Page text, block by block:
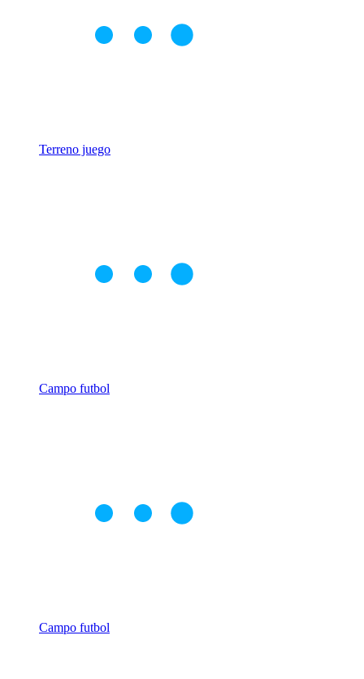
Terreno juego
Campo futbol
Campo futbol